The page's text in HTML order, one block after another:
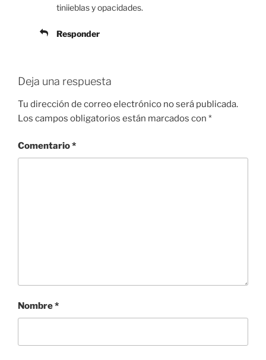
tiniieblas y opacidades.
Responder
Deja una respuesta
Tu dirección de correo electrónico no será publicada.
Los campos obligatorios están marcados con *
Comentario*
Nombre*